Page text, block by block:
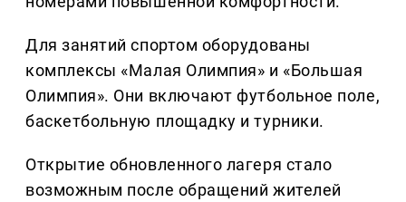
Для занятий спортом оборудованы
комплексы «Малая Олимпия» и «Большая
Олимпия». Они включают футбольное поле,
баскетбольную площадку и турники.
Открытие обновленного лагеря стало
возможным после обращений жителей